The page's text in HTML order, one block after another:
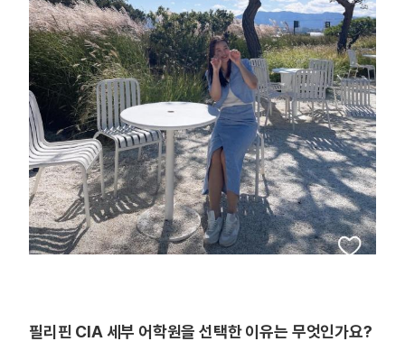
필리핀 CIA 세부 어학원을 선택한 이유는 무엇인가요?